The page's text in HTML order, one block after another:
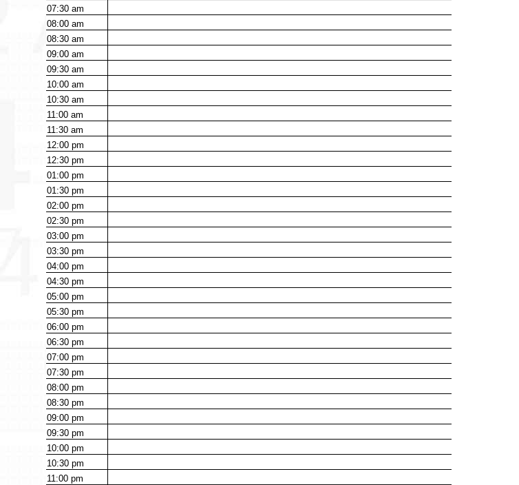
07:30am
08:00am
08:30am
09:00am
09:30am
10:00am
10:30am
11:00am
11:30am
12:00pm
12:30pm
01:00pm
01:30pm
02:00pm
02:30pm
03:00pm
03:30pm
04:00pm
04:30pm
05:00pm
05:30pm
06:00pm
06:30pm
07:00pm
07:30pm
08:00pm
08:30pm
09:00pm
09:30pm
10:00pm
10:30pm
11:00pm